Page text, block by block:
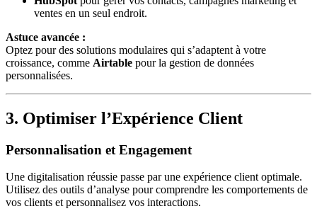
ventes en un seul endroit.
Astuce avancée :
Optez pour des solutions modulaires qui s’adaptent à votre
croissance, comme Airtable pour la gestion de données
personnalisées.
3. Optimiser l’Expérience Client
Personnalisation et Engagement
Une digitalisation réussie passe par une expérience client optimale.
Utilisez des outils d’analyse pour comprendre les comportements de
vos clients et personnalisez vos interactions.